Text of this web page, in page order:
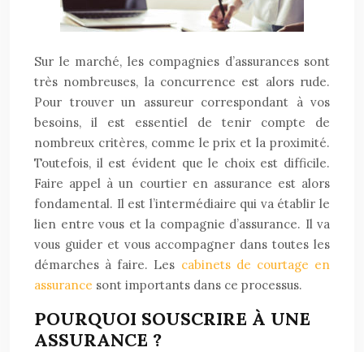
Sur le marché, les compagnies d’assurances sont
très nombreuses, la concurrence est alors rude.
Pour trouver un assureur correspondant à vos
besoins, il est essentiel de tenir compte de
nombreux critères, comme le prix et la proximité.
Toutefois, il est évident que le choix est difficile.
Faire appel à un courtier en assurance est alors
fondamental. Il est l’intermédiaire qui va établir le
lien entre vous et la compagnie d’assurance. Il va
vous guider et vous accompagner dans toutes les
démarches à faire. Les cabinets de courtage en
assurance sont importants dans ce processus.
POURQUOI SOUSCRIRE À UNE
ASSURANCE ?